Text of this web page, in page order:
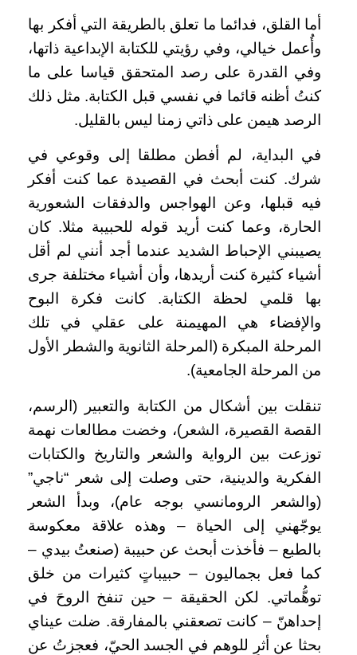
أما القلق، فدائما ما تعلق بالطريقة التي أفكر بها
وأُعمل خيالي، وفي رؤيتي للكتابة الإبداعية ذاتها،
وفي القدرة على رصد المتحقق قياسا على ما
كنتُ أظنه قائما في نفسي قبل الكتابة. مثل ذلك
الرصد هيمن على ذاتي زمنا ليس بالقليل.
في البداية، لم أفطن مطلقا إلى وقوعي في
شرك. كنت أبحث في القصيدة عما كنت أفكر
فيه قبلها، وعن الهواجس والدفقات الشعورية
الحارة، وعما كنت أريد قوله للحبيبة مثلا. كان
يصيبني الإحباط الشديد عندما أجد أنني لم أقل
أشياء كثيرة كنت أريدها، وأن أشياء مختلفة جرى
بها قلمي لحظة الكتابة. كانت فكرة البوح
والإفضاء هي المهيمنة على عقلي في تلك
المرحلة المبكرة (المرحلة الثانوية والشطر الأول
من المرحلة الجامعية).
تنقلت بين أشكال من الكتابة والتعبير (الرسم،
القصة القصيرة، الشعر)، وخضت مطالعات نهمة
توزعت بين الرواية والشعر والتاريخ والكتابات
الفكرية والدينية، حتى وصلت إلى شعر “ناجي”
(والشعر الرومانسي بوجه عام)، وبدأ الشعر
يوجّهني إلى الحياة – وهذه علاقة معكوسة
بالطبع – فأخذت أبحث عن حبيبة (صنعتُ بيدي –
كما فعل بجماليون – حبيباتٍ كثيرات من خلق
توهُّماتي. لكن الحقيقة – حين تنفخ الروحَ في
إحداهنّ – كانت تصعقني بالمفارقة. ضلت عيناي
بحثا عن أثرٍ للوهم في الجسد الحيّ، فعجزتُ عن